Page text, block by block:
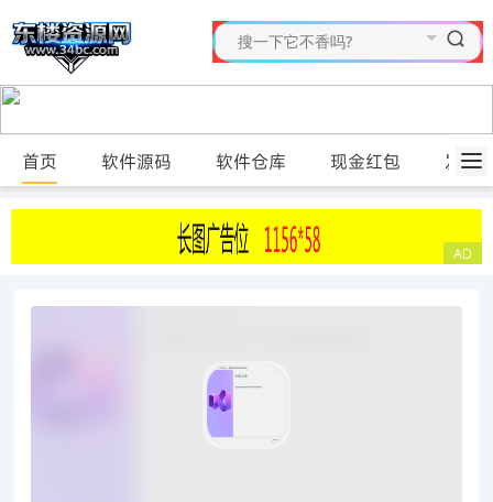
首页 软件源码 软件仓库 现金红包 发布